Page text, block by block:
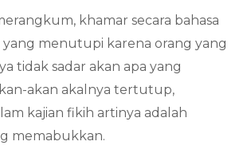
khamar secara bahasa
yang menutupi karena orang yang
tidak sadar akan apa yang
akan akalnya tertutup,
kajian fikih artinya adalah
memabukkan.